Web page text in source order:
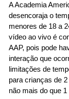
A Academia
desencoraja o
menores de 18 a
vídeo ao vivo é
AAP, pois pode
interação que
limitações de
para crianças de
não mais do que 1